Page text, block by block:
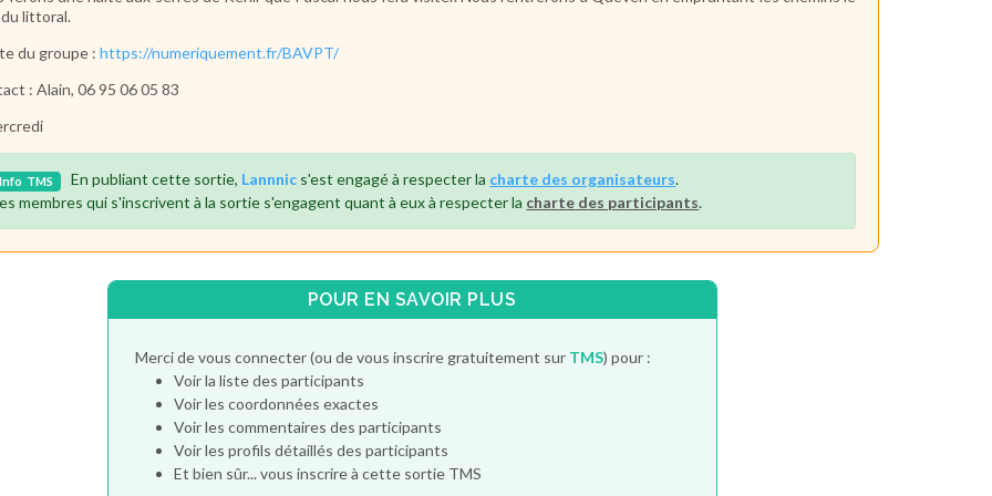
littoral.
du groupe :https://numeriquement.fr/BAVPT/
: Alain, 06 95 06 05 83
Info TMS En publiant cette sortie, Lannnic s'est engagé à respecter la charte des organisateurs.
membres qui s'inscrivent à la sortie s'engagent quant à eux à respecter la charte des participants.
POUR EN SAVOIR PLUS
Merci de vous connecter (ou de vous inscrire gratuitement sur TMS) pour :
Voir la liste des participants
Voir les coordonnées exactes
Voir les commentaires des participants
Voir les profils détaillés des participants
Et bien sûr... vous inscrire à cette sortie TMS